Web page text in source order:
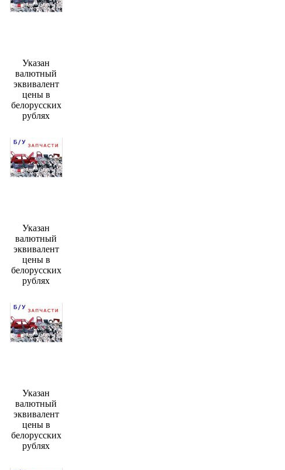
Указан
валютный
эквивалент
цены в
белорусских
рублях
Указан
валютный
эквивалент
цены в
белорусских
рублях
Указан
валютный
эквивалент
цены в
белорусских
рублях